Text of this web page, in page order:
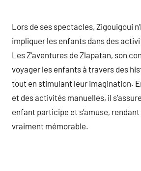
Lors de ses spectacles, Zigouigoui
impliquer les enfants dans des
Les Z’aventures de Zlapatan, son
voyager les enfants à travers des
tout en stimulant leur imagination.
et des activités manuelles, il
enfant participe et s’amuse, rendant
vraiment mémorable.